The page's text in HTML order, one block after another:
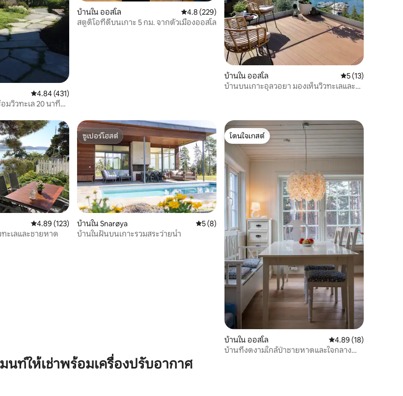
คะแนนเฉลี่ย 4.84 จาก 5, 431 รีวิว
4.84 (431)
วิวทะเล 20 นาที
บ้านใน ออสโล คะแนนเฉลี่ย 4.8 จาก 5, 229 รีวิว
4.8 (229)
สตูดิโอที่ดีบนเกาะ 5 กม. จากตัวเมืองออสโล
บ้านใน ออสโล คะแนนเฉลี่ย 5 จาก
5 (13)
บ้านบนเกาะอุลวอยา มองเห็นวิวทะเลและ
คะแนนเฉลี่ย 4.89 จาก 5, 123 รีวิว
4.89 (123)
ะเลและชายหาด
ซูเปอร์โฮสต์
ซูเปอร์โฮสต์
บ้านใน Snarøya คะแนนเฉลี่ย 5 จาก 5, 8 รีวิว
5 (8)
บ้านในฝันบนเกาะรวมสระว่ายน้ำ
โดนใจเกสต์
โดนใจเกสต์
บ้านใน ออสโล คะแนนเฉลี่ย 4.89 จาก
4.89 (18)
บ้านที่งดงามใกล้ป่าชายหาดและใจกลาง
นท์ให้เช่าพร้อมเครื่องปรับอากาศ